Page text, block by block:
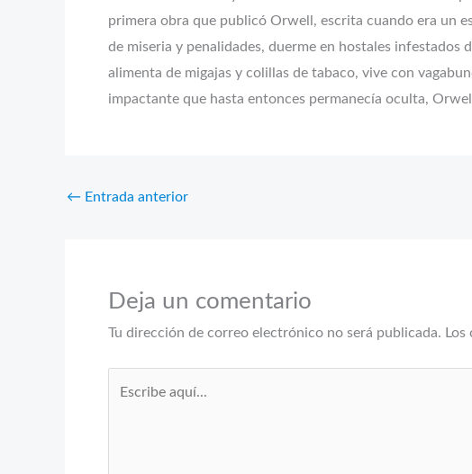
primera obra que publicó Orwell, escrita cuando era un
de miseria y penalidades, duerme en hostales
alimenta de migajas y colillas de tabaco, vive con
impactante que hasta entonces permanecía oculta,
← Entrada anterior
Deja un comentario
Tu dirección de correo electrónico no será publicada. Los